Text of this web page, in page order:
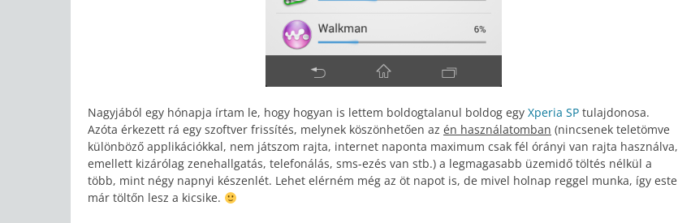
Nagyjából egy hónapja írtam le, hogy hogyan is lettem boldogtalanul boldog egy Xperia SP tulajdonosa.
Azóta érkezett rá egy szoftver frissítés, melynek köszönhetően az én használatomban (nincsenek teletömve
különböző applikációkkal, nem játszom rajta, internet naponta maximum csak fél órányi van rajta használva,
emellett kizárólag zenehallgatás, telefonálás, sms-ezés van stb.) a legmagasabb üzemidő töltés nélkül a
több, mint négy napnyi készenlét. Lehet elérném még az öt napot is, de mivel holnap reggel munka, így este
már töltőn lesz a kicsike.